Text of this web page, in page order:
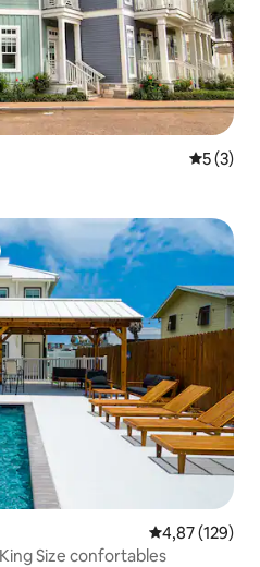
5 (3)
Évaluation
4,87 (129)
Size confortables